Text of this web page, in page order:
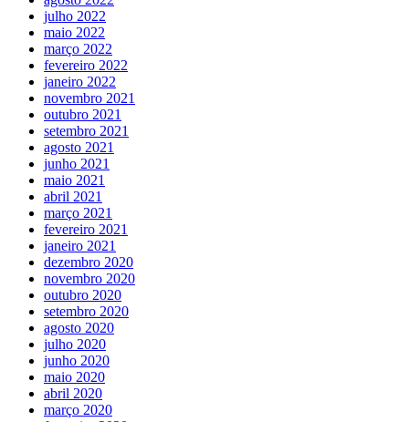
julho 2022
maio 2022
março 2022
fevereiro 2022
janeiro 2022
novembro 2021
outubro 2021
setembro 2021
agosto 2021
junho 2021
maio 2021
abril 2021
março 2021
fevereiro 2021
janeiro 2021
dezembro 2020
novembro 2020
outubro 2020
setembro 2020
agosto 2020
julho 2020
junho 2020
maio 2020
abril 2020
março 2020